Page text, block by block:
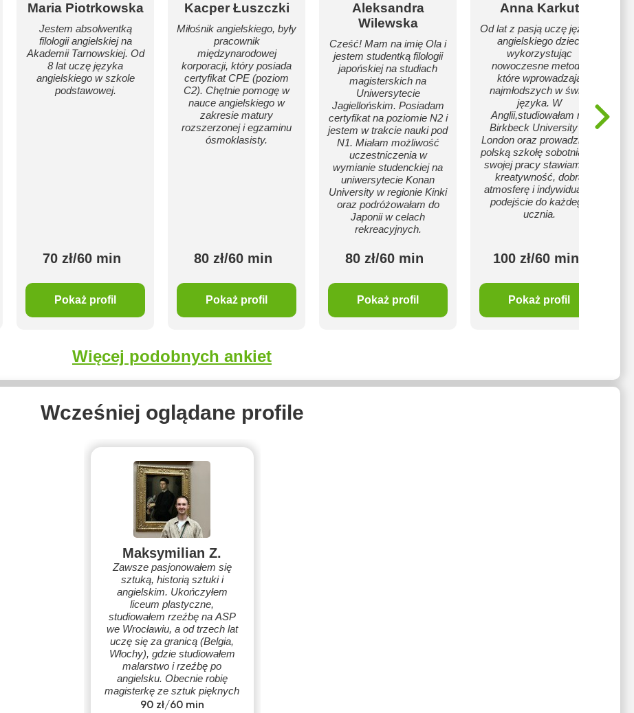
Maria Piotrkowska
Jestem absolwentką
filologii angielskiej na
Akademii Tarnowskiej. Od
8 lat uczę języka
angielskiego w szkole
podstawowej.
70 zł/60 min
Pokaż profil
Kacper Łuszczki
Miłośnik angielskiego, były
pracownik
międzynarodowej
korporacji, który posiada
certyfikat CPE (poziom
C2). Chętnie pomogę w
nauce angielskiego w
zakresie matury
rozszerzonej i egzaminu
ósmoklasisty.
80 zł/60 min
Pokaż profil
Aleksandra
Wilewska
Cześć! Mam na imię Ola i
jestem studentką filologii
japońskiej na studiach
magisterskich na
Uniwersytecie
Jagiellońskim. Posiadam
certyfikat na poziomie N2 i
jestem w trakcie nauki pod
N1. Miałam możliwość
uczestniczenia w
wymianie studenckiej na
uniwersytecie Konan
University w regionie Kinki
oraz podróżowałam do
Japonii w celach
rekreacyjnych.
80 zł/60 min
Pokaż profil
Anna Karkut
Od lat z pasją uczę języka
angielskiego dzieci
wykorzystując
nowoczesne metody,
które wprowadzają
najmłodszych w świat
języka. W
Anglii,studiowałam na
Birkbeck University of
London oraz prowadziłam
polską szkołę sobotnią. W
swojej pracy stawiam na
kreatywność, dobrą
atmosferę i indywidualne
podejście do każdego
ucznia.
100 zł/60 min
Pokaż profil
Więcej podobnych ankiet
Wcześniej oglądane profile
Maksymilian Z.
Zawsze pasjonowałem się
sztuką, historią sztuki i
angielskim. Ukończyłem
liceum plastyczne,
studiowałem rzeźbę na ASP
we Wrocławiu, a od trzech lat
uczę się za granicą (Belgia,
Włochy), gdzie studiowałem
malarstwo i rzeźbę po
angielsku. Obecnie robię
magisterkę ze sztuk pięknych
w Holandii.
90 zł/60 min